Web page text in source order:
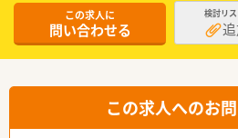
この求人に
問い合わせる
検討リ
この求人へのお